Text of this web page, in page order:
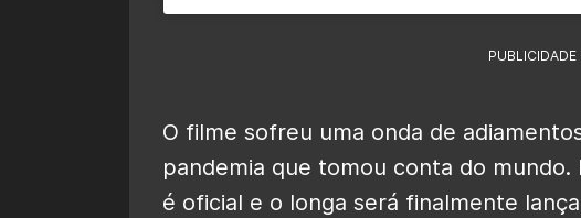
PUBLICIDADE
O filme sofreu uma onda de
pandemia que tomou conta do
é oficial e o longa será finalmente